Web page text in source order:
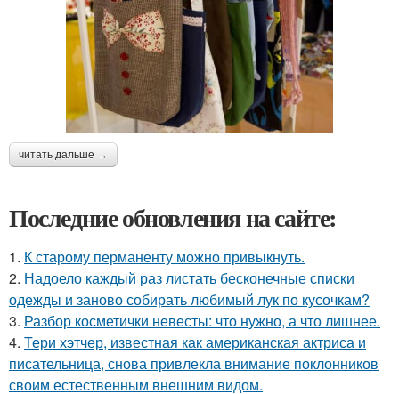
читать дальше →
Последние обновления на сайте:
1. К старому перманенту можно привыкнуть.
2. Надоело каждый раз листать бесконечные списки
одежды и заново собирать любимый лук по кусочкам?
3. Разбор косметички невесты: что нужно, а что лишнее.
4. Тери хэтчер, известная как американская актриса и
писательница, снова привлекла внимание поклонников
своим естественным внешним видом.